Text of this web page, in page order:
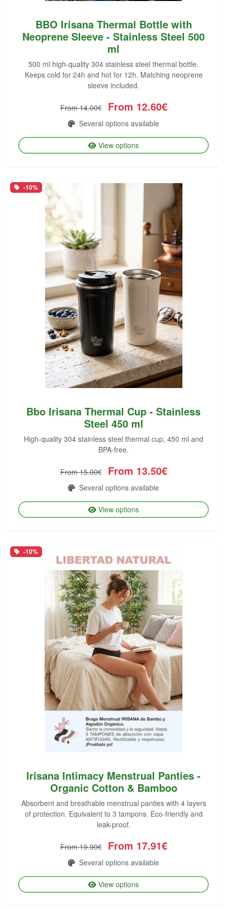
BBO Irisana Thermal Bottle with
Neoprene Sleeve - Stainless Steel 500
ml
500 ml high-quality 304 stainless steel thermal bottle.
Keeps cold for 24h and hot for 12h. Matching neoprene
sleeve included.
From 14.00€ From 12.60€
Several options available
View options
-10%
Bbo Irisana Thermal Cup - Stainless
Steel 450 ml
High-quality 304 stainless steel thermal cup, 450 ml and
BPA-free.
From 15.00€ From 13.50€
Several options available
View options
-10%
Irisana Intimacy Menstrual Panties -
Organic Cotton & Bamboo
Absorbent and breathable menstrual panties with 4 layers
of protection. Equivalent to 3 tampons. Eco-friendly and
leak-proof.
From 19.90€ From 17.91€
Several options available
View options